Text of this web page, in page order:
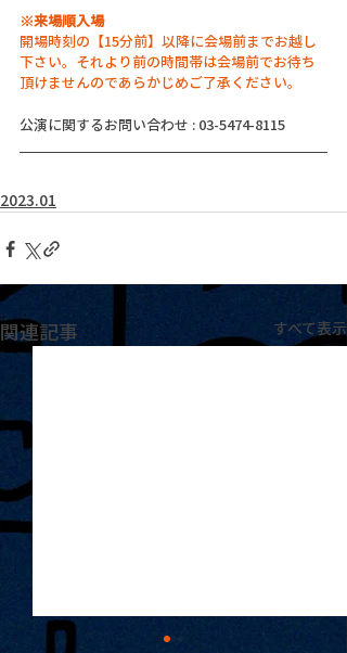
※来場順入場
開場時刻の【15分前】以降に会場前までお越し
下さい。それより前の時間帯は会場前でお待ち
頂けませんのであらかじめご了承ください。
公演に関するお問い合わせ : 03-5474-8115
2023.01
関連記事 すべて表示